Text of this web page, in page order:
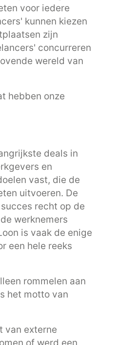
voor iedere
kunnen kiezen
zijn
concurreren
wereld van
hebben onze
deals in
en
vast, die de
uitvoeren. De
recht op de
werknemers
is vaak de enige
een hele reeks
rommelen aan
het motto van
van externe